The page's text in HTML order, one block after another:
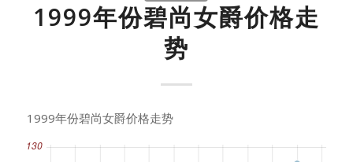
1999年份碧尚女爵价格走
势
1999年份碧尚女爵价格走势